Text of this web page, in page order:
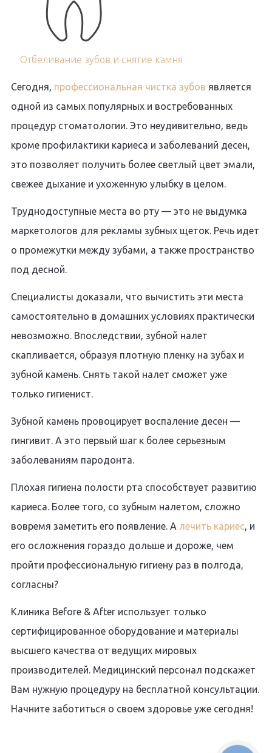
Отбеливание зубов и снятие камня
Сегодня, профессиональная чистка зубов является
одной из самых популярных и востребованных
процедур стоматологии. Это неудивительно, ведь
кроме профилактики кариеса и заболеваний десен,
это позволяет получить более светлый цвет эмали,
свежее дыхание и ухоженную улыбку в целом.
Труднодоступные места во рту — это не выдумка
маркетологов для рекламы зубных щеток. Речь идет
о промежутки между зубами, а также пространство
под десной.
Специалисты доказали, что вычистить эти места
самостоятельно в домашних условиях практически
невозможно. Впоследствии, зубной налет
скапливается, образуя плотную пленку на зубах и
зубной камень. Снять такой налет сможет уже
только гигиенист.
Зубной камень провоцирует воспаление десен —
гингивит. А это первый шаг к более серьезным
заболеваниям пародонта.
Плохая гигиена полости рта способствует развитию
кариеса. Более того, со зубным налетом, сложно
вовремя заметить его появление. А лечить кариес , и
его осложнения гораздо дольше и дороже, чем
пройти профессиональную гигиену раз в полгода,
согласны?
Клиника Before & After использует только
сертифицированное оборудование и материалы
высшего качества от ведущих мировых
производителей. Медицинский персонал подскажет
Вам нужную процедуру на бесплатной консультации.
Начните заботиться о своем здоровье уже сегодня!